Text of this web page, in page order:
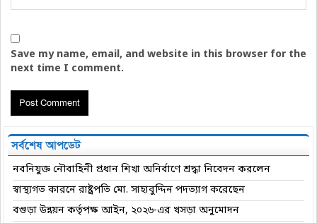
Save my name, email, and website in this browser for the
next time I comment.
সর্বশেষ আপডেট
নবনিযুক্ত নৌবাহিনী প্রধান শিখা অনির্বাণে শ্রদ্ধা নিবেদন করলেন
স্বাস্থ্যগত কারনে রাষ্ট্রপতি মো. সাহাবুদ্দিন পদত্যাগ করেছেন
বগুড়া উন্নয়ন কর্তৃপক্ষ আইন, ২০২৬-এর খসড়া অনুমোদন